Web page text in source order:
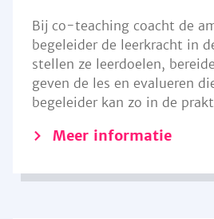
Bij co-teaching coacht de
begeleider de leerkracht in
stellen ze leerdoelen,
geven de les en evalueren
begeleider kan zo in de
Meer informatie